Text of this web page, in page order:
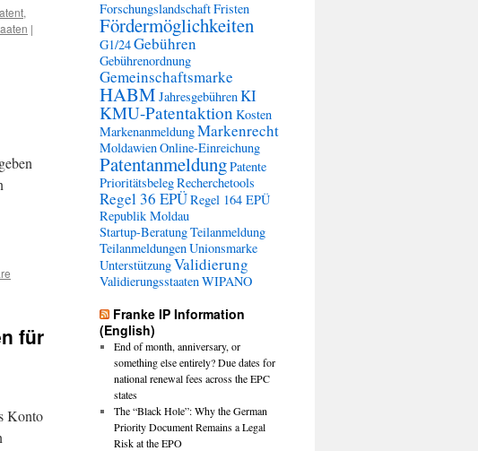
,
|
für
Konto
ForschungslandschaftFristen
Fördermöglichkeiten
G1/24Gebühren
Gebührenordnung
Gemeinschaftsmarke
HABM JahresgebührenKI
KMU-Patentaktion Kosten
MarkenanmeldungMarkenrecht
MoldawienOnline-Einreichung
PatentanmeldungPatente
PrioritätsbelegRecherchetools
Regel 36 EPÜRegel 164 EPÜ
Republik Moldau
Startup-BeratungTeilanmeldung
TeilanmeldungenUnionsmarke
UnterstützungValidierung
ValidierungsstaatenWIPANO
Franke IP Information
(English)
End of month, anniversary, or
something else entirely? Due dates for
national renewal fees across the EPC
states
The “Black Hole”: Why the German
Priority Document Remains a Legal
Risk at the EPO